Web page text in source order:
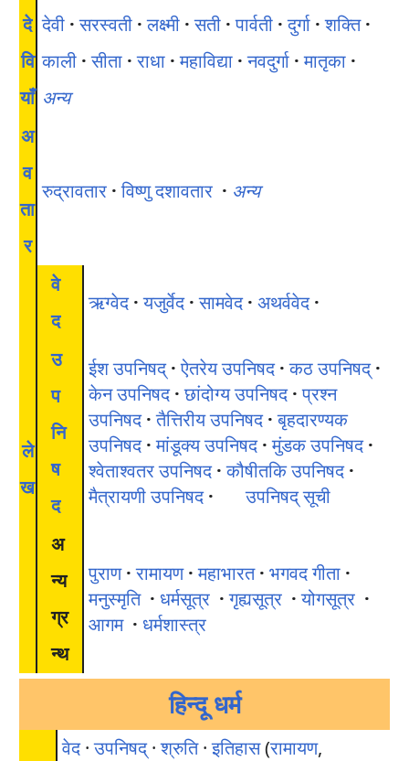
दे
वि
याँ
देवी · सरस्वती · लक्ष्मी · सती · पार्वती · दुर्गा · शक्ति ·
काली · सीता · राधा · महाविद्या · नवदुर्गा · मातृका ·
अन्य
अ
व
ता
र
रुद्रावतार · विष्णु दशावतार · अन्य
ले
ख
वे
द
ऋग्वेद · यजुर्वेद · सामवेद · अथर्ववेद ·
उ
प
नि
ष
द
ईश उपनिषद् · ऐतरेय उपनिषद · कठ उपनिषद् ·
केन उपनिषद · छांदोग्य उपनिषद · प्रश्न
उपनिषद · तैत्तिरीय उपनिषद · बृहदारण्यक
उपनिषद · मांडूक्य उपनिषद · मुंडक उपनिषद ·
श्वेताश्वतर उपनिषद · कौषीतकि उपनिषद ·
मैत्रायणी उपनिषद ·
उपनिषद् सूची
अ
न्य
ग्र
न्थ
पुराण · रामायण · महाभारत · भगवद गीता ·
मनुस्मृति · धर्मसूत्र · गृह्यसूत्र · योगसूत्र ·
आगम · धर्मशास्त्र
हिन्दू धर्म
वेद·उपनिषद्·श्रुति·इतिहास(रामायण,